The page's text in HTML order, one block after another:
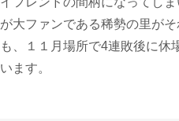
が大ファンである稀勢の里が
も、１１月場所で4連敗後に休
います。